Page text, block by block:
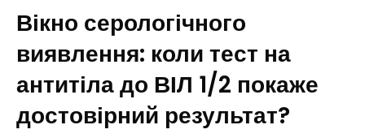
Вікно серологічного
виявлення: коли тест на
антитіла до ВІЛ 1/2 покаже
достовірний результат?